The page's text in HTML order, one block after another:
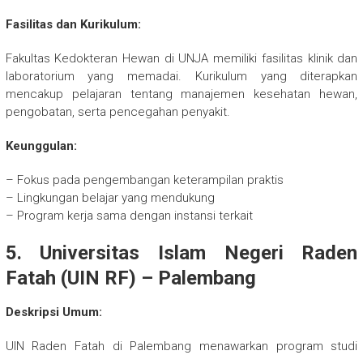
Fasilitas dan Kurikulum:
Fakultas Kedokteran Hewan di UNJA memiliki fasilitas klinik dan
laboratorium yang memadai. Kurikulum yang diterapkan
mencakup pelajaran tentang manajemen kesehatan hewan,
pengobatan, serta pencegahan penyakit.
Keunggulan:
– Fokus pada pengembangan keterampilan praktis
– Lingkungan belajar yang mendukung
– Program kerja sama dengan instansi terkait
5. Universitas Islam Negeri Raden
Fatah (UIN RF) – Palembang
Deskripsi Umum:
UIN Raden Fatah di Palembang menawarkan program studi